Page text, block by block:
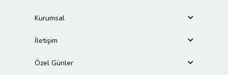
Kurumsal
İletişim
Özel Günler